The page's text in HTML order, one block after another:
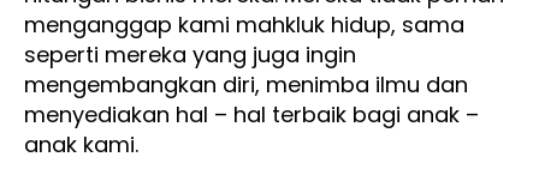
menganggap kami mahkluk hidup, sama
seperti mereka yang juga ingin
mengembangkan diri, menimba ilmu dan
menyediakan hal – hal terbaik bagi anak –
anak kami.